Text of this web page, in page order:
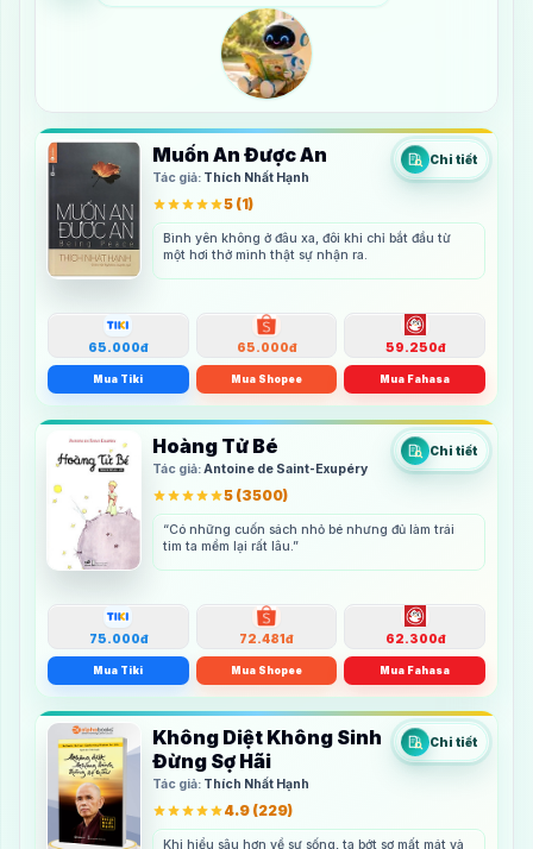
Xem tất cả
Chi tiết
Muốn An Được An
Tác giả: Thích Nhất Hạnh
5 (1)
Bình yên không ở đâu xa, đôi khi chỉ bắt đầu từ
một hơi thở mình thật sự nhận ra.
65.000đ 65.000đ 59.250đ
Mua Tiki Mua Shopee Mua Fahasa
Chi tiết
Hoàng Tử Bé
Tác giả:Antoine de Saint-Exupéry
5 (3500)
“Có những cuốn sách nhỏ bé nhưng đủ làm trái
tim ta mềm lại rất lâu.”
75.000đ 72.481đ 62.300đ
Mua Tiki Mua Shopee Mua Fahasa
Chi tiết
Không Diệt Không Sinh
Đừng Sợ Hãi
Tác giả: Thích Nhất Hạnh
4.9 (229)
Khi hiểu sâu hơn về sự sống, ta bớt sợ mất mát và